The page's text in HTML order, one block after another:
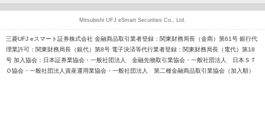
三菱UFJ eスマート証券株式会社 金融商品取引業者登録：関東財務局長（金商）第61号 銀行代
理業許可：関東財務局長（銀代）第8号 電子決済等代行業者登録：関東財務局長（電代）第18
号 加入協会：日本証券業協会・一般社団法人 金融先物取引業協会・一般社団法人 日本ＳＴ
Ｏ協会・一般社団法人資産運用業協会・一般社団法人 第二種金融商品取引業協会（加入順）
Mitsubishi UFJ eSmart Securities Co., Ltd.